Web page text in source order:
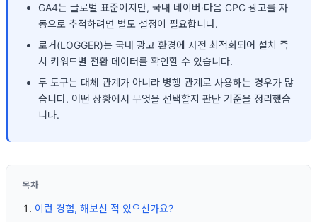
GA4는 글로벌 표준이지만, 국내 네이버·다음 CPC 광고를 자
동으로 추적하려면 별도 설정이 필요합니다.
로거(LOGGER)는 국내 광고 환경에 사전 최적화되어 설치 즉
시 키워드별 전환 데이터를 확인할 수 있습니다.
두 도구는 대체 관계가 아니라 병행 관계로 사용하는 경우가 많
습니다. 어떤 상황에서 무엇을 선택할지 판단 기준을 정리했습
니다.
목차
이런 경험, 해보신 적 있으신가요?